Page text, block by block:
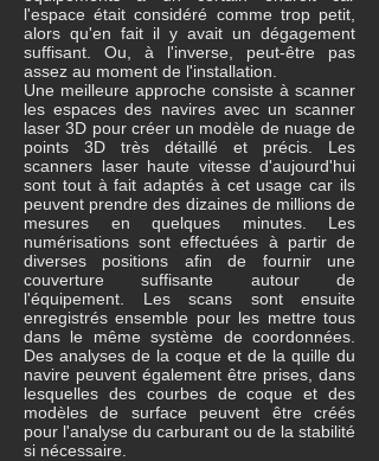
l'espace était considéré comme trop petit,
alors qu'en fait il y avait un dégagement
suffisant. Ou, à l'inverse, peut-être pas
assez au moment de l'installation.
Une meilleure approche consiste à scanner
les espaces des navires avec un scanner
laser 3D pour créer un modèle de nuage de
points 3D très détaillé et précis. Les
scanners laser haute vitesse d'aujourd'hui
sont tout à fait adaptés à cet usage car ils
peuvent prendre des dizaines de millions de
mesures en quelques minutes. Les
numérisations sont effectuées à partir de
diverses positions afin de fournir une
couverture suffisante autour de
l'équipement. Les scans sont ensuite
enregistrés ensemble pour les mettre tous
dans le même système de coordonnées.
Des analyses de la coque et de la quille du
navire peuvent également être prises, dans
lesquelles des courbes de coque et des
modèles de surface peuvent être créés
pour l'analyse du carburant ou de la stabilité
si nécessaire.